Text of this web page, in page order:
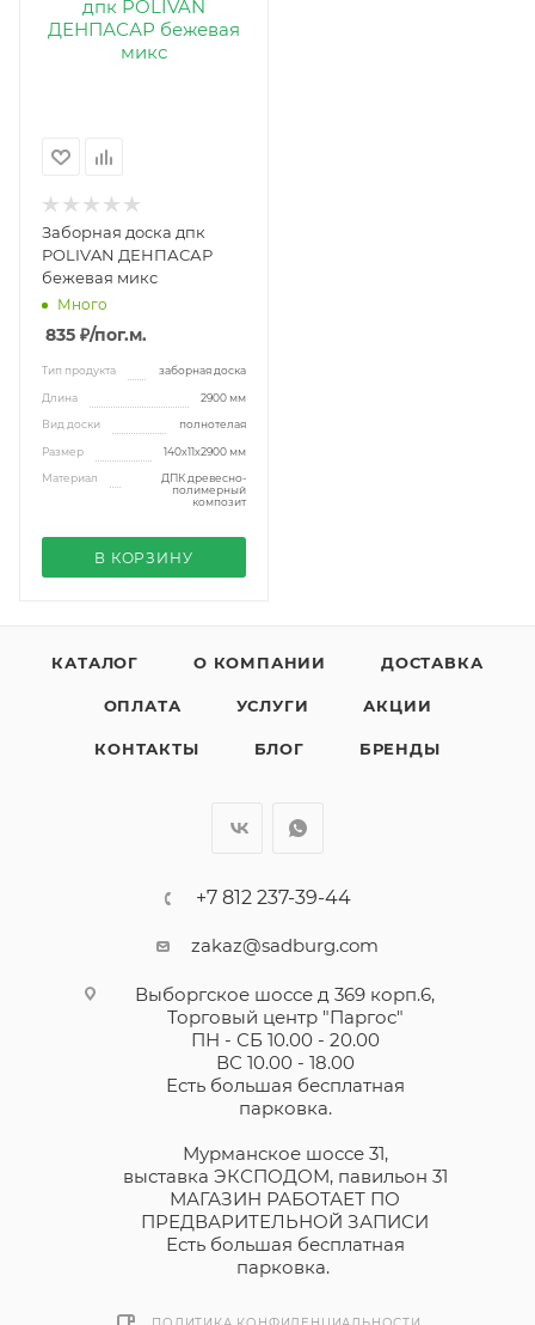
Заборная доска дпк
POLIVAN ДЕНПАСАР
бежевая микс
Много
835 ₽/пог.м.
Тип продукта заборная доска
Длина 2900 мм
Вид доски полнотелая
Размер 140х11х2900 мм
Материал
ДПК древесно-
полимерный
композит
В КОРЗИНУ
КАТАЛОГ О КОМПАНИИ ДОСТАВКА
ОПЛАТА УСЛУГИ АКЦИИ
КОНТАКТЫ БЛОГ БРЕНДЫ
+7 812 237-39-44
zakaz@sadburg.com
Выборгское шоссе д 369 корп.6,
Торговый центр "Паргос"
ПН - СБ 10.00 - 20.00
ВС 10.00 - 18.00
Есть большая бесплатная
парковка.
Мурманское шоссе 31,
выставка ЭКСПОДОМ, павильон 31
МАГАЗИН РАБОТАЕТ ПО
ПРЕДВАРИТЕЛЬНОЙ ЗАПИСИ
Есть большая бесплатная
парковка.